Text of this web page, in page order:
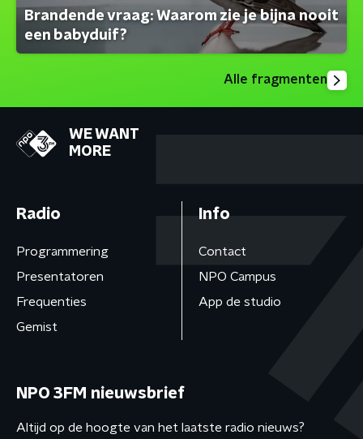
Brandende vraag: Waarom zie je bijna nooit
een babyduif?
Alle fragmenten
WE WANT
MORE
Radio
Programmering
Presentatoren
Frequenties
Gemist
Info
Contact
NPO Campus
App de studio
NPO 3FM nieuwsbrief
Altijd op de hoogte van het laatste radio nieuws?